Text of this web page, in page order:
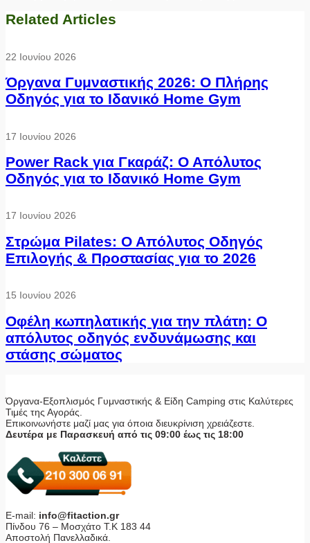
Related Articles
22 Ιουνίου 2026
Όργανα Γυμναστικής 2026: Ο Πλήρης
Οδηγός για το Ιδανικό Home Gym
17 Ιουνίου 2026
Power Rack για Γκαράζ: Ο Απόλυτος
Οδηγός για το Ιδανικό Home Gym
17 Ιουνίου 2026
Στρώμα Pilates: Ο Απόλυτος Οδηγός
Επιλογής & Προστασίας για το 2026
15 Ιουνίου 2026
Οφέλη κωπηλατικής για την πλάτη: Ο
απόλυτος οδηγός ενδυνάμωσης και
στάσης σώματος
Όργανα-Εξοπλισμός Γυμναστικής & Είδη Camping στις Καλύτερες
Τιμές της Αγοράς.
Επικοινωνήστε μαζί μας για όποια διευκρίνιση χρειάζεστε.
Δευτέρα με Παρασκευή από τις 09:00 έως τις 18:00
E-mail: info@fitaction.gr
Πίνδου 76 – Μοσχάτο Τ.Κ 183 44
Αποστολή Πανελλαδικά.